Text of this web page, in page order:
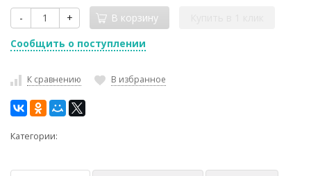
- + В корзину
Сообщить о поступлении
К сравнению В избранное
Категории: